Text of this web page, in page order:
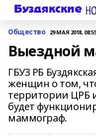
Общество 29 МАЯ 2018,
Выездной
ГБУЗ РБ
женщин о том,
территории ЦРБ
будет
маммограф.